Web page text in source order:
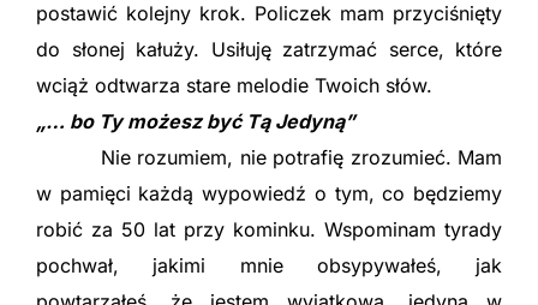
postawić kolejny krok. Policzek mam przyciśnięty
do słonej kałuży. Usiłuję zatrzymać serce, które
wciąż odtwarza stare melodie Twoich słów.
„… bo Ty możesz być Tą Jedyną”
Nie rozumiem, nie potrafię zrozumieć. Mam
w pamięci każdą wypowiedź o tym, co będziemy
robić za 50 lat przy kominku. Wspominam tyrady
pochwał, jakimi mnie obsypywałeś, jak